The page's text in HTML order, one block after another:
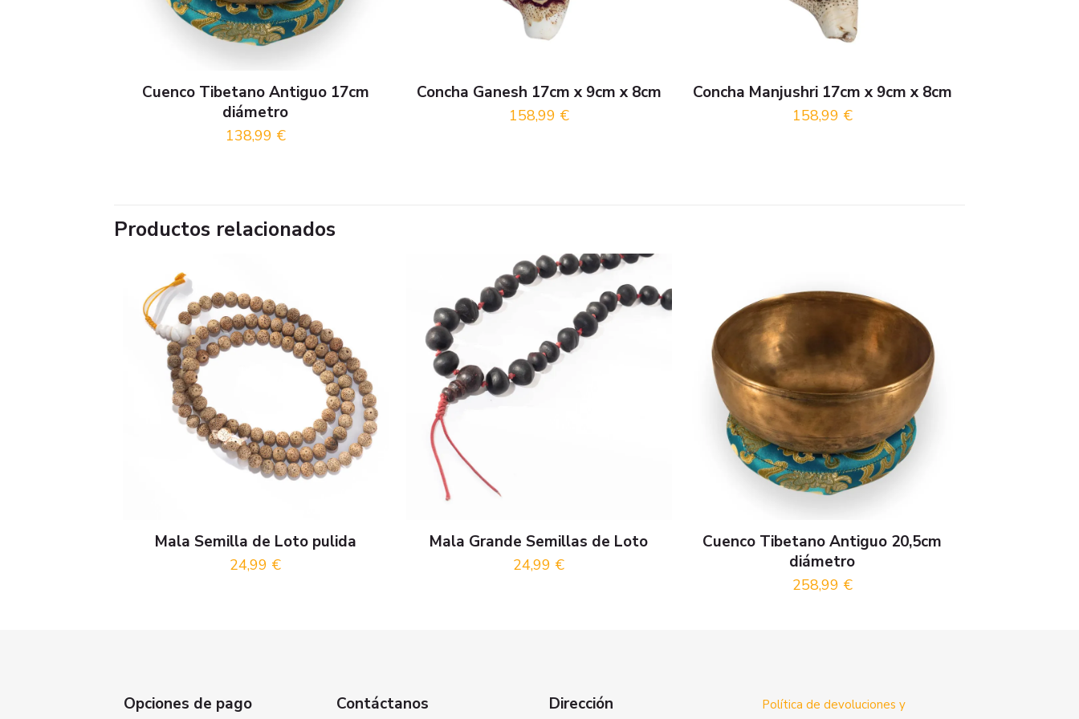
Cuenco Tibetano Antiguo 17cm
diámetro
138,99 €
Concha Ganesh 17cm x 9cm x 8cm
158,99 €
Concha Manjushri 17cm x 9cm x 8cm
158,99 €
Productos relacionados
Mala Semilla de Loto pulida
24,99 €
Mala Grande Semillas de Loto
24,99 €
Cuenco Tibetano Antiguo 20,5cm
diámetro
258,99 €
Opciones de pago Contáctanos Dirección
Política de devoluciones y